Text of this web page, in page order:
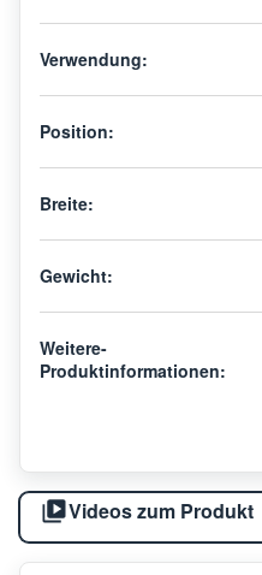
Verwendung:
Position:
Breite:
Gewicht:
Weitere-
Produktinformationen:
Videos zum Produkt